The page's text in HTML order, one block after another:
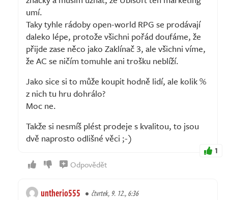
umí.
Taky tyhle rádoby open-world RPG se prodávají
daleko lépe, protože všichni pořád doufáme, že
přijde zase něco jako Zaklínač 3, ale všichni víme,
že AC se ničím tomuhle ani trošku neblíží.
Jako sice si to může koupit hodně lidí, ale kolik %
z nich tu hru dohrálo?
Moc ne.
Takže si nesmíš plést prodeje s kvalitou, to jsou
dvě naprosto odlišné věci ;-)
1
Odpovědět
untherio555 čtvrtek, 9. 12., 6:36